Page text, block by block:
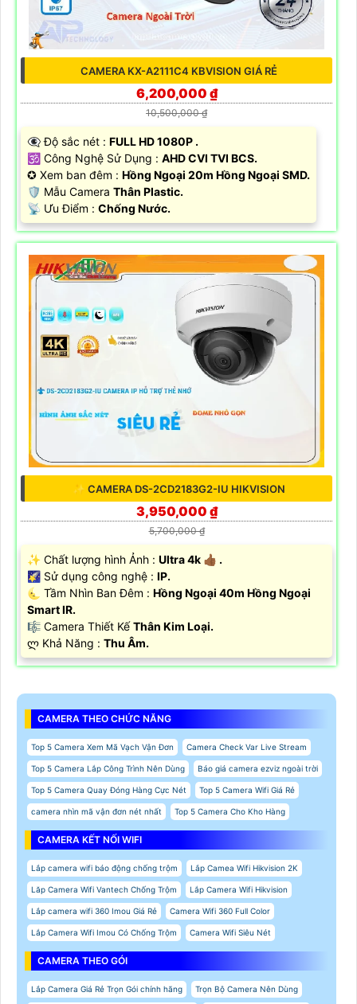
CAMERA KX-A2111C4 KBVISION GIÁ RẺ
6,200,000 ₫
10,500,000 ₫
👁️‍🗨 Độ sắc nét : FULL HD 1080P .
🕉️ Công Nghệ Sử Dụng : AHD CVI TVI BCS.
✪ Xem ban đêm : Hồng Ngoại 20m Hồng Ngoại SMD.
🛡 Mẫu Camera Thân Plastic.
️📡 Ưu Điểm : Chống Nước.
✨ CAMERA DS-2CD2183G2-IU HIKVISION
3,950,000 ₫
5,700,000 ₫
✨ Chất lượng hình Ảnh : Ultra 4k 👍🏾 .
🌠 Sử dụng công nghệ : IP.
🌜 Tầm Nhìn Ban Đêm : Hồng Ngoại 40m Hồng Ngoại
Smart IR.
🎼️ Camera Thiết KếThân Kim Loại.
️ლ Khả Năng : Thu Âm.
CAMERA THEO CHỨC NĂNG
Top 5 Camera Xem Mã Vạch Vận Đơn Camera Check Var Live Stream
Top 5 Camera Lắp Công Trình Nên Dùng Báo giá camera ezviz ngoài trời
Top 5 Camera Quay Đóng Hàng Cực Nét Top 5 Camera Wifi Giá Rẻ
camera nhìn mã vận đơn nét nhất Top 5 Camera Cho Kho Hàng
CAMERA KẾT NỐI WIFI
Lắp camera wifi báo động chống trộm Lắp Camea Wifi Hikvision 2K
Lăp Camera Wifi Vantech Chống Trộm Lắp Camera Wifi Hikvision
Lắp camera wifi 360 Imou Giá Rẻ Camera Wifi 360 Full Color
Lắp Camera Wifi Imou Có Chống Trộm Camera Wifi Siêu Nét
CAMERA THEO GÓI
Lắp Camera Giá Rẻ Trọn Gói chính hãng Trọn Bộ Camera Nên Dùng